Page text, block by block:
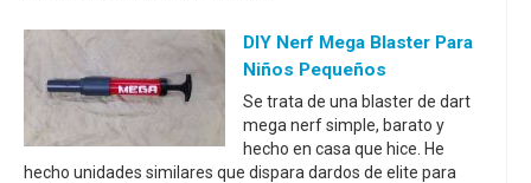
DIY Nerf Mega Blaster Para
Niños Pequeños
Se trata de una blaster de dart
mega nerf simple, barato y
hecho en casa que hice. He
hecho unidades similares que dispara dardos de elite para